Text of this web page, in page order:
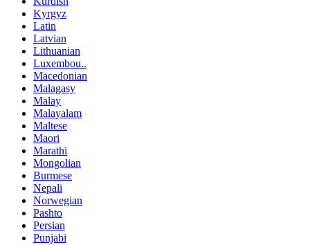
Kyrgyz
Latin
Latvian
Lithuanian
Luxembou..
Macedonian
Malagasy
Malay
Malayalam
Maltese
Maori
Marathi
Mongolian
Burmese
Nepali
Norwegian
Pashto
Persian
Punjabi